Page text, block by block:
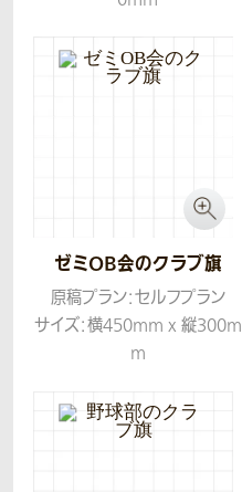
ゼミOB会のクラブ旗
原稿プラン：セルフプラン
サイズ：横450mm x 縦300m
m